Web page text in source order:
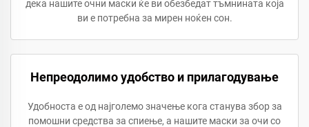
дека нашите очни маски ќе ви обезбедат тъмнината која
ви е потребна за мирен ноќен сон.
Непреодолимо удобство и прилагодување
Удобноста е од најголемо значење кога станува збор за
помошни средства за спиење, а нашите маски за очи со